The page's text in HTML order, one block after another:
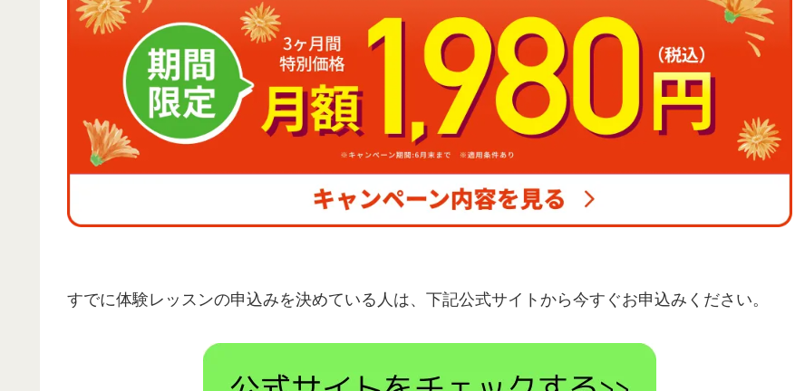
すでに体験レッスンの申込みを決めている人は、下記公式サイトから今すぐお申込みください。